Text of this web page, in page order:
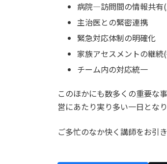
病院—訪問間の情報共有
主治医との緊密連携
緊急対応体制の明確化
家族アセスメントの継
チーム内の対応統一
このほかにも数多くの重要な
営にあたり実り多い一日となり
ご多忙のなか快く講師をお引